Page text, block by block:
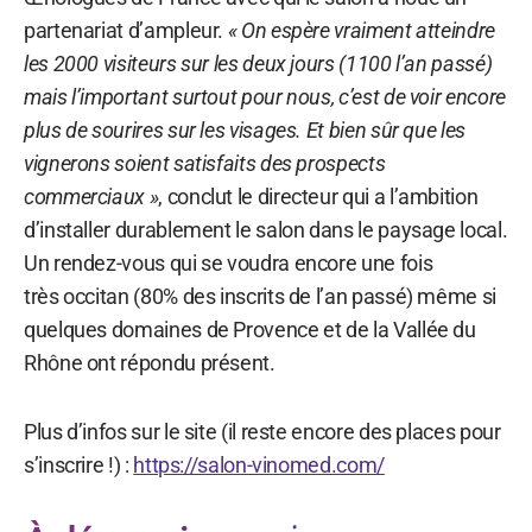
partenariat d’ampleur. « On espère vraiment atteindre
les 2000 visiteurs sur les deux jours (1100 l’an passé)
mais l’important surtout pour nous, c’est de voir encore
plus de sourires sur les visages. Et bien sûr que les
vignerons soient satisfaits des prospects
commerciaux », conclut le directeur qui a l’ambition
d’installer durablement le salon dans le paysage local.
Un rendez-vous qui se voudra encore une fois
très occitan (80% des inscrits de l’an passé) même si
quelques domaines de Provence et de la Vallée du
Rhône ont répondu présent.
Plus d’infos sur le site (il reste encore des places pour
s’inscrire !) : https://salon-vinomed.com/